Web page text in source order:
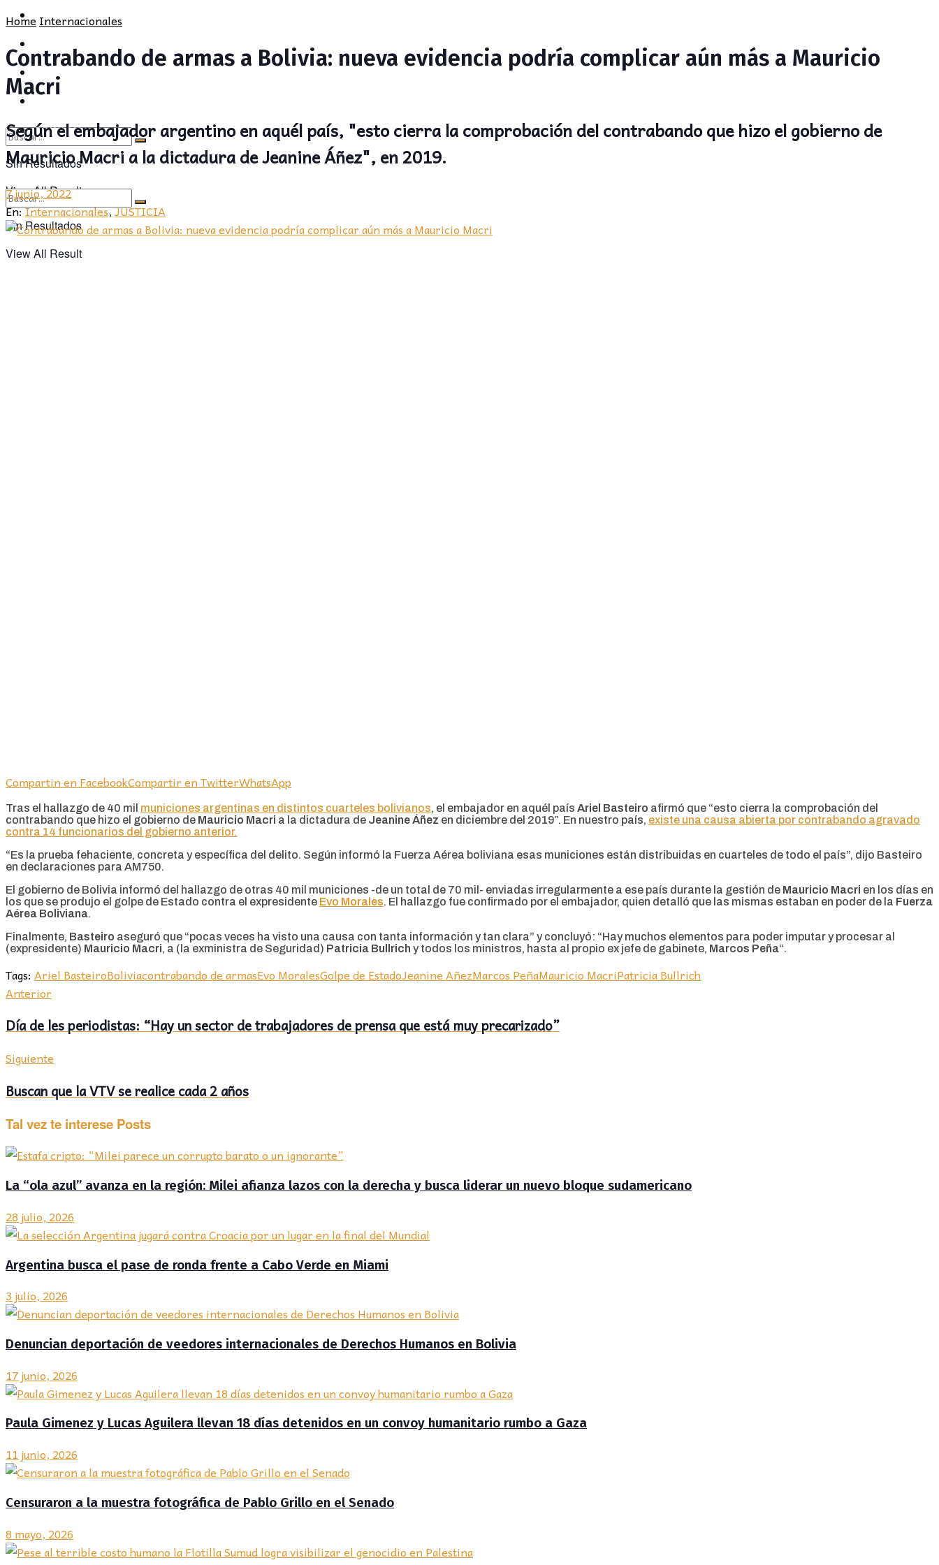
CULTURA
OPINIÓN
Sin Resultados
View All Result
PROVINCIA
SOCIEDAD
OPINIÓN
Sin Resultados
View All Result
HomeInternacionales
Contrabando de armas a Bolivia: nueva evidencia podría complicar aún más a Mauricio
Macri
Según el embajador argentino en aquél país, "esto cierra la comprobación del contrabando que hizo el gobierno de
Mauricio Macri a la dictadura de Jeanine Áñez", en 2019.
7 junio, 2022
En:Internacionales,JUSTICIA
Compartin en FacebookCompartir en TwitterWhatsApp
Tras el hallazgo de 40 mil municiones argentinas en distintos cuarteles bolivianos, el embajador en aquél país Ariel Basteiro afirmó que “esto cierra la comprobación del
contrabando que hizo el gobierno de Mauricio Macri a la dictadura de Jeanine Áñez en diciembre del 2019″. En nuestro país, existe una causa abierta por contrabando agravado
contra 14 funcionarios del gobierno anterior.
“Es la prueba fehaciente, concreta y específica del delito. Según informó la Fuerza Aérea boliviana esas municiones están distribuidas en cuarteles de todo el país”, dijo Basteiro
en declaraciones para AM750.
El gobierno de Bolivia informó del hallazgo de otras 40 mil municiones -de un total de 70 mil- enviadas irregularmente a ese país durante la gestión de Mauricio Macri en los días en
los que se produjo el golpe de Estado contra el expresidente Evo Morales. El hallazgo fue confirmado por el embajador, quien detalló que las mismas estaban en poder de la Fuerza
Aérea Boliviana.
Finalmente, Basteiro aseguró que “pocas veces ha visto una causa con tanta información y tan clara” y concluyó: “Hay muchos elementos para poder imputar y procesar al
(expresidente) Mauricio Macri, a (la exministra de Seguridad) Patricia Bullrich y todos los ministros, hasta al propio ex jefe de gabinete, Marcos Peña“.
Tags: Ariel BasteiroBoliviacontrabando de armasEvo MoralesGolpe de EstadoJeanine AñezMarcos PeñaMauricio MacriPatricia Bullrich
Anterior
Día de les periodistas: “Hay un sector de trabajadores de prensa que está muy precarizado”
Siguiente
Buscan que la VTV se realice cada 2 años
Tal vez te interese Posts
La “ola azul” avanza en la región: Milei afianza lazos con la derecha y busca liderar un nuevo bloque sudamericano
28 julio, 2026
Argentina busca el pase de ronda frente a Cabo Verde en Miami
3 julio, 2026
Denuncian deportación de veedores internacionales de Derechos Humanos en Bolivia
17 junio, 2026
Paula Gimenez y Lucas Aguilera llevan 18 días detenidos en un convoy humanitario rumbo a Gaza
11 junio, 2026
Censuraron a la muestra fotográfica de Pablo Grillo en el Senado
8 mayo, 2026